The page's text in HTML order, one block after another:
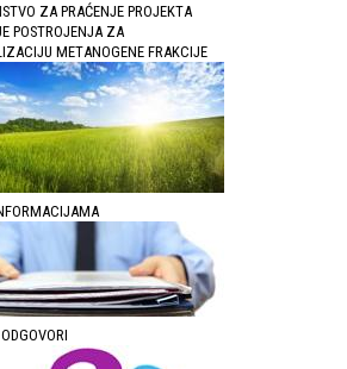
ZA PRAĆENJE PROJEKTA
POSTROJENJA ZA
METANOGENE FRAKCIJE